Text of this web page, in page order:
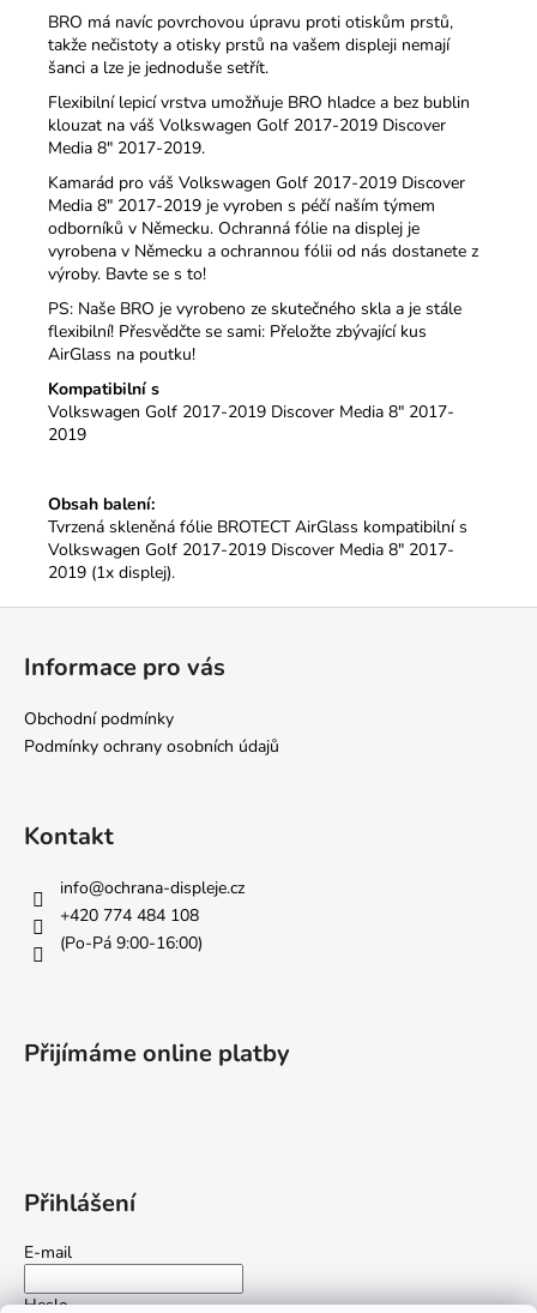
BRO má navíc povrchovou úpravu proti otiskům prstů,
takže nečistoty a otisky prstů na vašem displeji nemají
šanci a lze je jednoduše setřít.
Flexibilní lepicí vrstva umožňuje BRO hladce a bez bublin
klouzat na váš Volkswagen Golf 2017-2019 Discover
Media 8" 2017-2019.
Kamarád pro váš Volkswagen Golf 2017-2019 Discover
Media 8" 2017-2019 je vyroben s péčí naším týmem
odborníků v Německu. Ochranná fólie na displej je
vyrobena v Německu a ochrannou fólii od nás dostanete z
výroby. Bavte se s to!
PS: Naše BRO je vyrobeno ze skutečného skla a je stále
flexibilní! Přesvědčte se sami: Přeložte zbývající kus
AirGlass na poutku!
Kompatibilní s
Volkswagen Golf 2017-2019 Discover Media 8" 2017-
2019
Obsah balení:
Tvrzená skleněná fólie BROTECT AirGlass kompatibilní s
Volkswagen Golf 2017-2019 Discover Media 8" 2017-
2019 (1x displej).
Informace pro vás
Obchodní podmínky
Podmínky ochrany osobních údajů
Kontakt
info@ochrana-displeje.cz
+420 774 484 108
(Po-Pá 9:00-16:00)
Přijímáme online platby
Přihlášení
E-mail
Heslo